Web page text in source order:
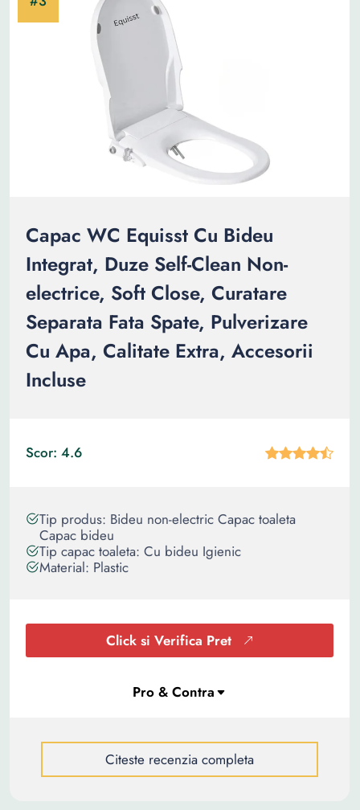
Capac WC Equisst Cu Bideu
Integrat, Duze Self-Clean Non-
electrice, Soft Close, Curatare
Separata Fata Spate, Pulverizare
Cu Apa, Calitate Extra, Accesorii
Incluse
Scor: 4.6
Tip produs: Bideu non-electric Capac toaleta
Capac bideu
Tip capac toaleta: Cu bideu Igienic
Material: Plastic
Click si Verifica Pret
Citeste recenzia completa